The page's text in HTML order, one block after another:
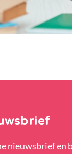
nieuwsbrief en